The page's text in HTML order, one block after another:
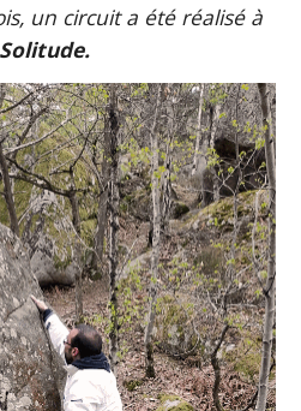
un circuit a été réalisé à
Solitude.